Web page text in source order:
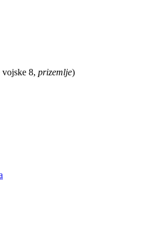
8, prizemlje)